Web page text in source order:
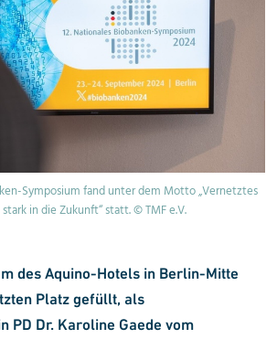
Symposium fand unter dem Motto „Vernetztes
in die Zukunft“ statt. © TMF e.V.
des Aquino-Hotels in Berlin-Mitte
Platz gefüllt, als
PD Dr. Karoline Gaede vom